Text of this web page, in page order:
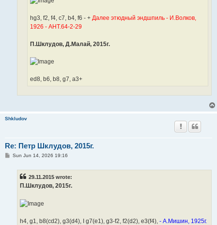
hg3, f2, f4, c7, b4, f6 - + Далее этюдный эндшпиль - И.Волков,
1926 - АНТ.64-2-29
П.Шклудов, Д.Малай, 2015г.
ed8, b6, b8, g7, a3+
Shkludov
Re: Петр Шклудов, 2015г.
PSun Jun 14, 2026 19:16
29.11.2015 wrote:
П.Шклудов, 2015г.
h4, g1, b8(cd2), g3(d4), I g7(e1), g3-f2, f2(d2), e3(f4), - А.Мишин, 1925г.